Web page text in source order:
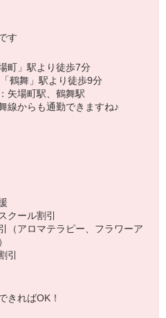
す
町」駅より徒歩7分
鶴舞」駅より徒歩9分
矢場町駅、鶴舞駅
からも通勤できますね♪
クール割引
（アロマテラピー、フラワーア
引
きればOK！